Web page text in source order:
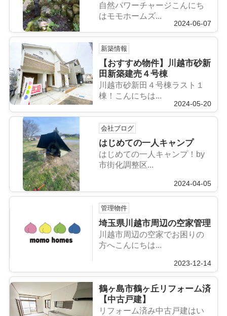
自然パワーチャージこんにち
はモモホームズ...
2024-06-07
新築情報
【おすすめ物件】川越市砂新
田新築建売４号棟
川越市砂新田４号棟ラスト１
棟！こんにちは...
2024-05-20
会社ブログ
はじめての一人キャンプ
はじめての一人キャンプ！by
市街化調整区...
2024-04-05
管理物件
埼玉県川越市周辺の空家管理
川越市周辺の空家でお困りの
方へこんにちは...
2023-12-14
鶴ヶ島市鶴ヶ丘リフォーム済
【中古戸建】
リフォーム済み中古戸建はい